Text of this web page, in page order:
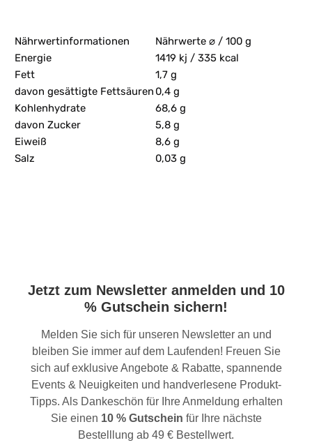
Nährwertinformationen
Nährwerte ⌀ / 100 g
Energie
1419 kj / 335 kcal
Fett
1,7 g
davon gesättigte Fettsäuren 0,4 g
Kohlenhydrate
68,6 g
davon Zucker
5,8 g
Eiweiß
8,6 g
Salz
0,03 g
Jetzt zum Newsletter anmelden und 10
% Gutschein sichern!
Melden Sie sich für unseren Newsletter an und
bleiben Sie immer auf dem Laufenden! Freuen Sie
sich auf exklusive Angebote & Rabatte, spannende
Events & Neuigkeiten und handverlesene Produkt-
Tipps. Als Dankeschön für Ihre Anmeldung erhalten
Sie einen 10 % Gutschein für Ihre nächste
Bestelllung ab 49 € Bestellwert.